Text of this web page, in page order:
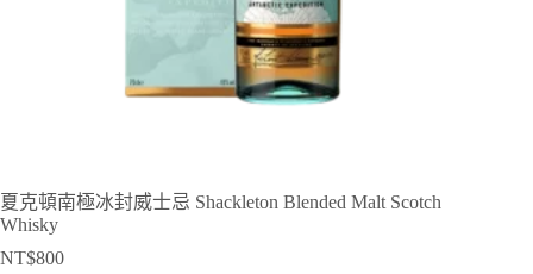
夏克頓南極冰封威士忌 Shackleton Blended Malt Scotch
Whisky
NT$800